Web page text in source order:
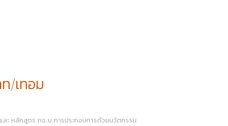
/เทอม
ะ หลักสูตร กจ.บ.การประกอบการด้วยนวัตกรรม